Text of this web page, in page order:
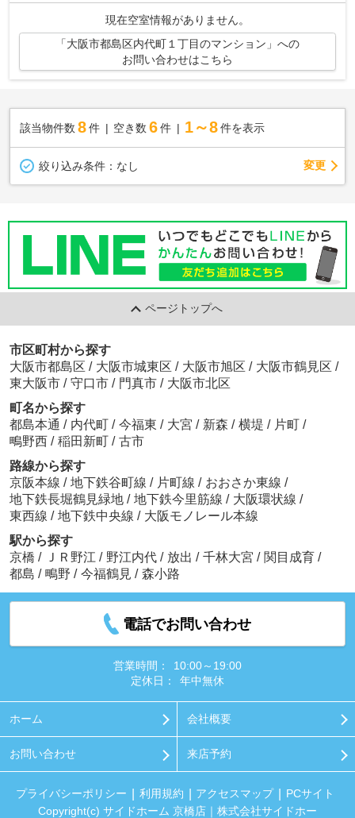
現在空室情報がありません。
「大阪市都島区内代町１丁目のマンション」への
お問い合わせはこちら
該当物件数 8件 空き数 6 件 1～8 件を表示
絞り込み条件： なし 変更
ページトップへ
市区町村から探す
大阪市都島区 / 大阪市城東区 / 大阪市旭区 / 大阪市鶴見区 /
東大阪市 / 守口市 / 門真市 / 大阪市北区
町名から探す
都島本通 / 内代町 / 今福東 / 大宮 / 新森 / 横堤 / 片町 /
鴫野西 / 稲田新町 / 古市
路線から探す
京阪本線 / 地下鉄谷町線 / 片町線 / おおさか東線 /
地下鉄長堀鶴見緑地 / 地下鉄今里筋線 / 大阪環状線 /
東西線 / 地下鉄中央線 / 大阪モノレール本線
駅から探す
京橋 / ＪＲ野江 / 野江内代 / 放出 / 千林大宮 / 関目成育 /
都島 / 鴫野 / 今福鶴見 / 森小路
電話でお問い合わせ
営業時間：
10:00～19:00
定休日：
年中無休
ホーム 会社概要
お問い合わせ 来店予約
プライバシーポリシー 利用規約 アクセスマップ
PCサイト
Copyright(c) サイドホーム 京橋店｜株式会社サイドホー